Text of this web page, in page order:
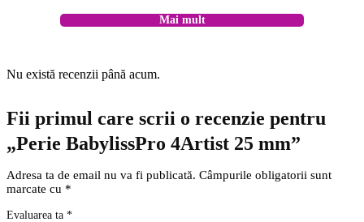
Mai mult
Nu există recenzii până acum.
Fii primul care scrii o recenzie pentru
„Perie BabylissPro 4Artist 25 mm”
Adresa ta de email nu va fi publicată. Câmpurile obligatorii sunt
marcate cu *
Evaluarea ta *